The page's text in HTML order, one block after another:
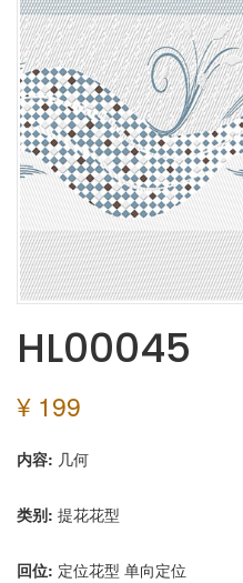
HL00045
¥ 199
内容: 几何
类别: 提花花型
回位: 定位花型 单向定位